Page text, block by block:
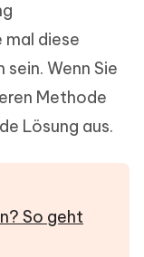
mal diese
Wenn Sie
Methode
Lösung aus.
So geht